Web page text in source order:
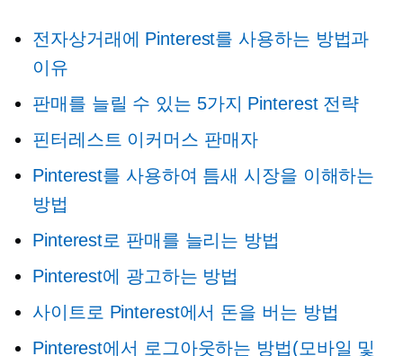
전자상거래에 Pinterest를 사용하는 방법과
이유
판매를 늘릴 수 있는 5가지 Pinterest 전략
핀터레스트 이커머스 판매자
Pinterest를 사용하여 틈새 시장을 이해하는
방법
Pinterest로 판매를 늘리는 방법
Pinterest에 광고하는 방법
사이트로 Pinterest에서 돈을 버는 방법
Pinterest에서 로그아웃하는 방법(모바일 및